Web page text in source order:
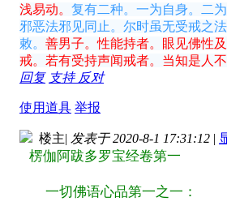
浅易动。 复有二种。一为自身。二
邪恶法邪见同止。尔时虽无受戒之
敕。 善男子。性能持者。眼见佛性
戒。若有受持声闻戒者。当知是人
回复 支持 反对
使用道具 举报
楼主| 发表于 2020-8-1 17:31:12 |
楞伽阿跋多罗宝经卷第一
一切佛语心品第一之一：